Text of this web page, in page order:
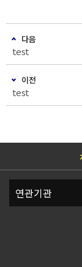
다음
test
이전
test